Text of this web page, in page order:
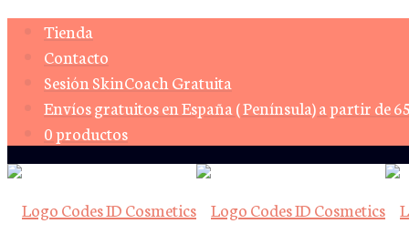
Tienda
Contacto
Sesión SkinCoach Gratuita
Envíos gratuitos en España ( Península) a partir de
0 productos